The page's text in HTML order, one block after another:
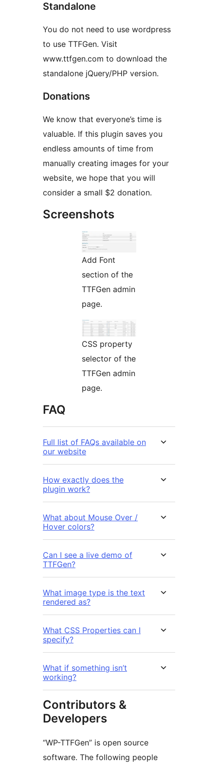
Standalone
You do not need to use wordpress
to use TTFGen. Visit
www.ttfgen.com to download the
standalone jQuery/PHP version.
Donations
We know that everyone’s time is
valuable. If this plugin saves you
endless amounts of time from
manually creating images for your
website, we hope that you will
consider a small $2 donation.
Screenshots
Add Font
section of the
TTFGen admin
page.
CSS property
selector of the
TTFGen admin
page.
FAQ
Full list of FAQs available on
our website
How exactly does the
plugin work?
What about Mouse Over /
Hover colors?
Can I see a live demo of
TTFGen?
What image type is the text
rendered as?
What CSS Properties can I
specify?
What if something isn’t
working?
Contributors &
Developers
“WP-TTFGen” is open source
software. The following people